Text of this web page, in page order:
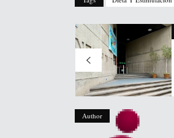
Author